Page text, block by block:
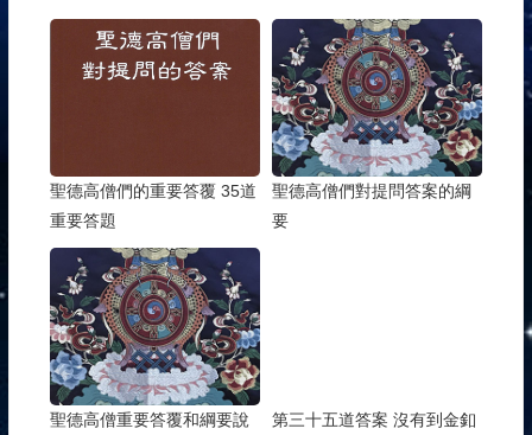
聖德高僧們的重要答覆 35道
重要答題
聖德高僧們對提問答案的綱
要
聖德高僧重要答覆和綱要說
第三十五道答案 沒有到金釦